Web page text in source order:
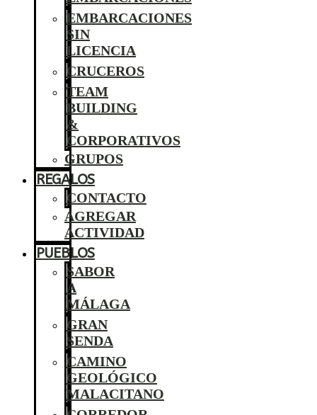
EMBARCACIONES
SIN
LICENCIA
CRUCEROS
TEAM
BUILDING
&
CORPORATIVOS
GRUPOS
REGALOS
CONTACTO
AGREGAR
ACTIVIDAD
PUEBLOS
SABOR
A
MÁLAGA
GRAN
SENDA
CAMINO
GEOLÓGICO
MALACITANO